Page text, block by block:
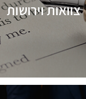
צוואות וירושות